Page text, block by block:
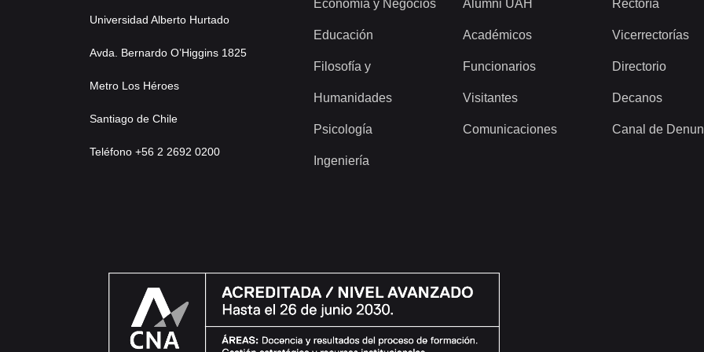
Universidad Alberto Hurtado
Avda. Bernardo O’Higgins 1825
Metro Los Héroes
Santiago de Chile
Teléfono +56 2 2692 0200
Economía y Negocios
Educación
Filosofía y
Humanidades
Psicología
Ingeniería
Alumni UAH
Académicos
Funcionarios
Visitantes
Comunicaciones
Rectoría
Vicerrectorías
Directorio
Decanos
Canal de